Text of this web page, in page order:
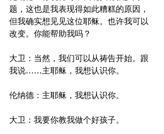
题，这也是我表现得如此糟糕的原因，
但我确实想见见这位耶稣。也许我可以
改变。你能帮助我吗？
大卫：当然，我们可以从祷告开始。跟
我说……主耶稣，我想认识你。
伦纳德：主耶稣，我想认识你。
大卫：我要你教我做个好孩子。